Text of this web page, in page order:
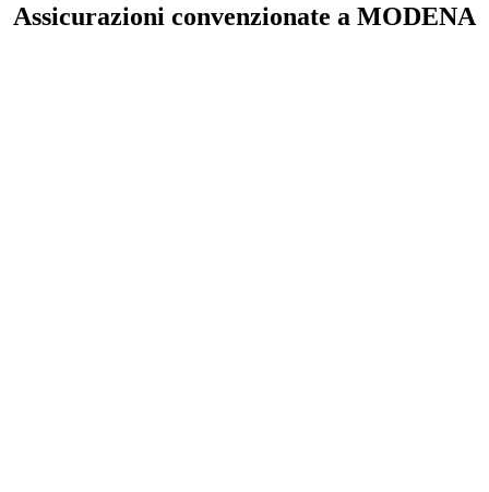
Assicurazioni convenzionate a MODENA